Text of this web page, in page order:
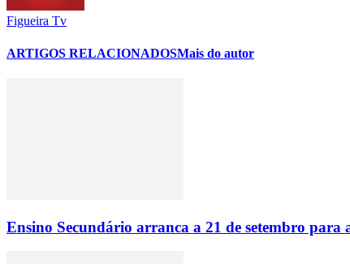
Figueira Tv
ARTIGOS RELACIONADOSMais do autor
Ensino Secundário arranca a 21 de setembro para